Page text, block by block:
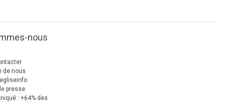
nous
de nous
presse
: +64% des